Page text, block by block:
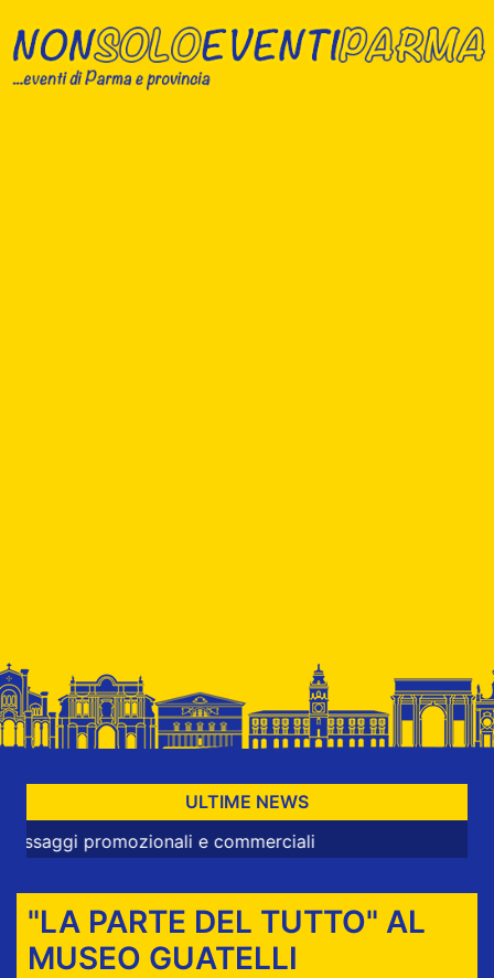
ULTIME NEWS
e commerciali
"LA PARTE DEL TUTTO" AL
MUSEO GUATELLI